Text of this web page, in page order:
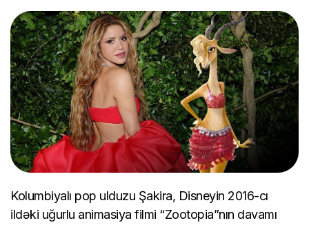
Kolumbiyalı pop ulduzu Şakira, Disneyin 2016-cı
ildəki uğurlu animasiya filmi “Zootopia”nın davamı